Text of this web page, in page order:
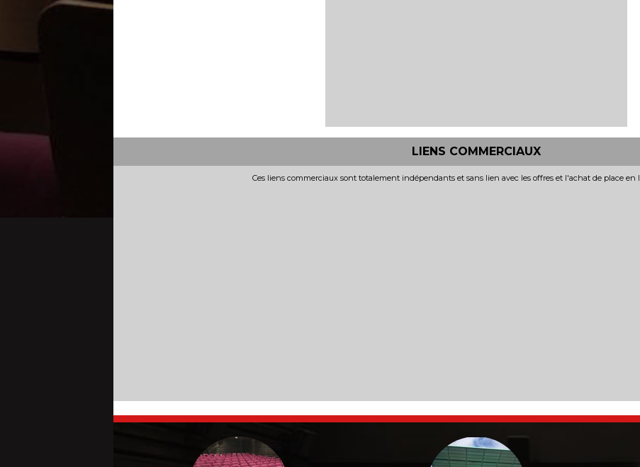
LIENS COMMERCIAUX
Ces liens commerciaux sont totalement indépendants et sans lien avec les offres et l'achat de place en